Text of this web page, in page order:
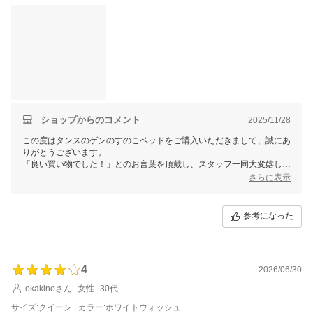
ショップからのコメント 2025/11/28
この度はタンスのゲンのすのこベッドをご購入いただきまして、誠にあ
りがとうございます。
「良い買い物でした！」とのお言葉を頂戴し、スタッフ一同大変嬉しく
これからもタンスのゲンはお客様にご満足いただけるサービス・商品開
さらに表示
参考になった
4
2026/06/30
okakinoさん
女性
30代
サイズ:クイーン | カラー:ホワイトウォッシュ